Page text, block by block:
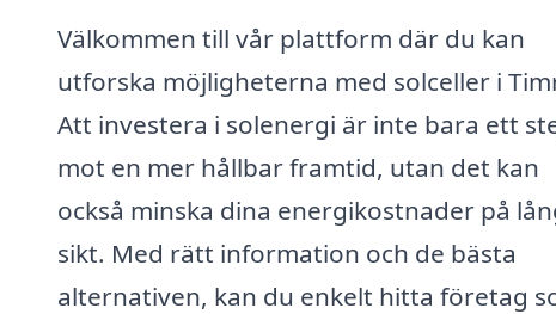
Välkommen till vår plattform där du kan
utforska möjligheterna med solceller i
Att investera i solenergi är inte bara ett
mot en mer hållbar framtid, utan det kan
också minska dina energikostnader på
sikt. Med rätt information och de bästa
alternativen, kan du enkelt hitta företag